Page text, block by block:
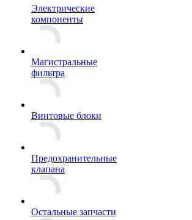
Электрические
компоненты
Магистральные
фильтра
Винтовые блоки
Предохранительные
клапана
Остальные запчасти